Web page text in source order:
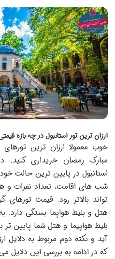
ارزان ‌ترین تور استانبول در چه بازه
خوب معمولا ارزان‌ ترین تورهای
مبارک رمضان خریداری کنید.
استانبول در پایین ترین حالت
شب‌ های اقامت، تعداد نفرات
تواند بالاتر رود. قیمت تورهای
هتل و بلیط هواپما بستگی
بلیط هواپیما و هتل شما پایین تر
آید و نکته دوم مربوط به دلایل
که در ادامه به بررسی این دلایل